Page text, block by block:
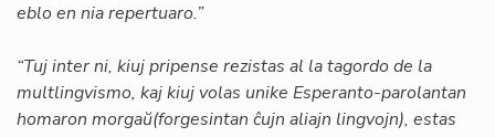
eblo en nia repertuaro.”
“Tuj inter ni, kiuj pripense rezistas al la tagordo de la
multlingvismo, kaj kiuj volas unike Esperanto-parolantan
homaron morgaŭ(forgesintan ĉujn aliajn lingvojn), estas